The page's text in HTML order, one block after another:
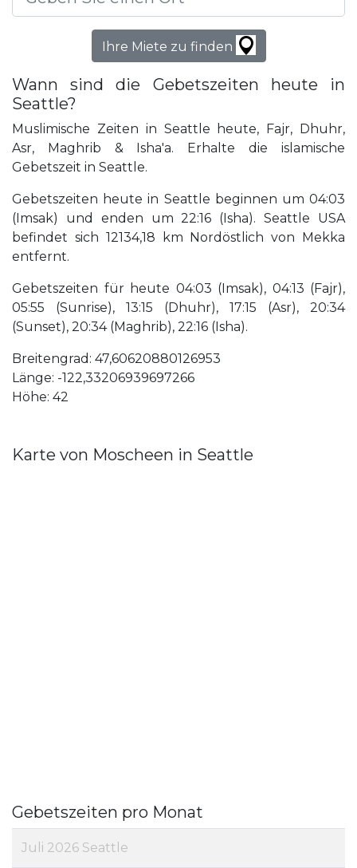
Ihre Miete zu finden
Wann sind die Gebetszeiten heute in
Seattle?
Muslimische Zeiten in Seattle heute, Fajr, Dhuhr,
Asr, Maghrib & Isha'a. Erhalte die islamische
Gebetszeit in Seattle.
Gebetszeiten heute in Seattle beginnen um 04:03
(Imsak) und enden um 22:16 (Isha). Seattle USA
befindet sich 12134,18 km Nordöstlich von Mekka
entfernt.
Gebetszeiten für heute 04:03 (Imsak), 04:13 (Fajr),
05:55 (Sunrise), 13:15 (Dhuhr), 17:15 (Asr), 20:34
(Sunset), 20:34 (Maghrib), 22:16 (Isha).
Breitengrad: 47,60620880126953
Länge: -122,33206939697266
Höhe: 42
Karte von Moscheen in Seattle
Gebetszeiten pro Monat
Juli 2026 Seattle